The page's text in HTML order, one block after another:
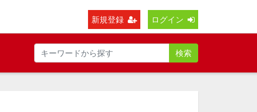
新規登録 ログイン
検索